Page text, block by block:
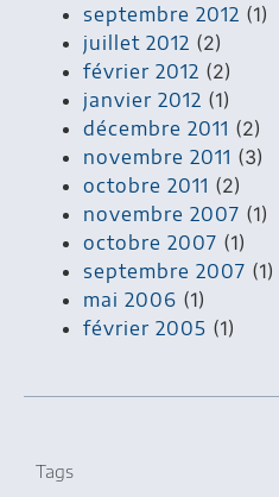
septembre 2012 (1)
juillet 2012 (2)
février 2012 (2)
janvier 2012 (1)
décembre 2011 (2)
novembre 2011 (3)
octobre 2011 (2)
novembre 2007 (1)
octobre 2007 (1)
septembre 2007 (1)
mai 2006 (1)
février 2005 (1)
Tags